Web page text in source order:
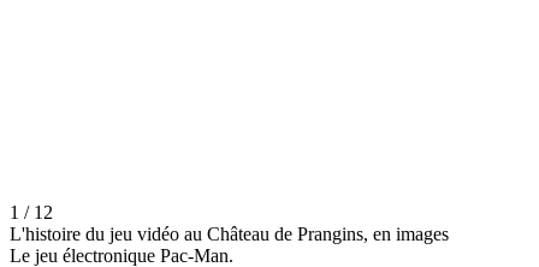
1 / 12
L'histoire du jeu vidéo au Château de Prangins, en images
Le jeu électronique Pac-Man.